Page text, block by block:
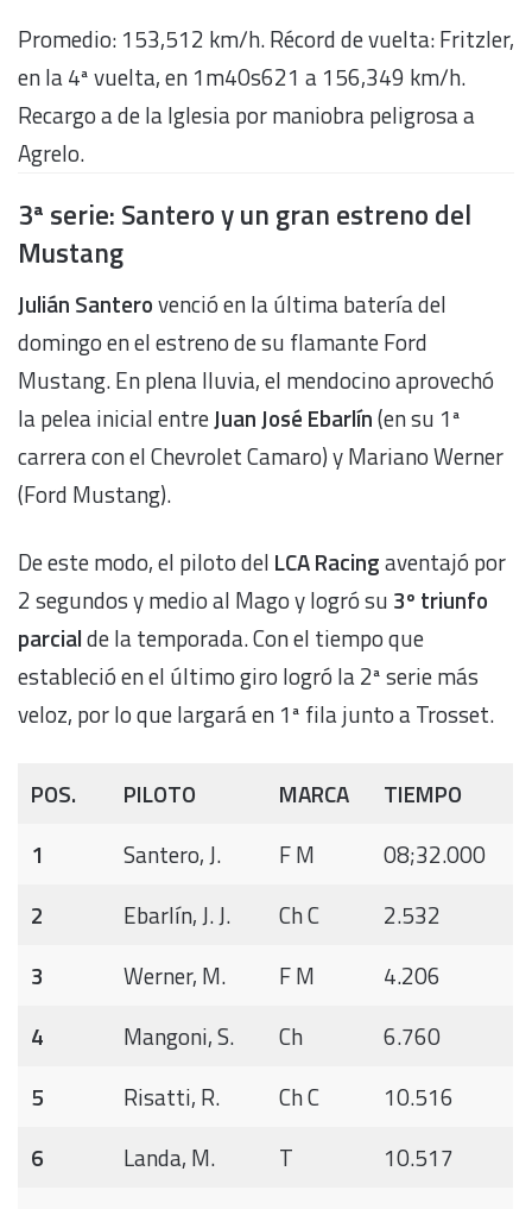
Promedio: 153,512 km/h. Récord de vuelta: Fritzler,
en la 4ª vuelta, en 1m40s621 a 156,349 km/h.
Recargo a de la Iglesia por maniobra peligrosa a
Agrelo.
3ª serie: Santero y un gran estreno del
Mustang
Julián Santerovenció en la última batería del
domingo en el estreno de su flamante Ford
Mustang. En plena lluvia, el mendocino aprovechó
la pelea inicial entreJuan José Ebarlín(en su 1ª
carrera con el Chevrolet Camaro) y Mariano Werner
(Ford Mustang).
De este modo, el piloto del LCA Racingaventajó por
2 segundos y medio al Mago y logró su 3º triunfo
parcialde la temporada. Con el tiempo que
estableció en el último giro logró la 2ª serie más
veloz, por lo que largará en 1ª fila junto a Trosset.
POS. PILOTO MARCA
TIEMPO
1
Santero, J. F M
08;32.000
2
Ebarlín, J. J. Ch C
2.532
3
Werner, M. F M
4.206
4
Mangoni, S. Ch
6.760
5
Risatti, R. Ch C
10.516
6
Landa, M. T
10.517